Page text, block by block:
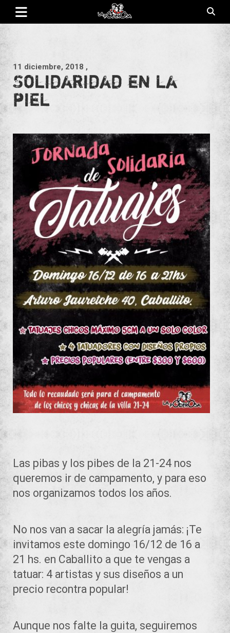
Saltar
contenido
La Poderosa
11 diciembre, 2018 ,
Solidaridad en la
piel
Las pibas y los pibes de la 21-24 nos
queremos ir de campamento, y para eso
nos organizamos todos los años.
No nos van a sacar la alegría jamás: ¡Te
invitamos este domingo 16/12 de 16 a
21 hs. en Caballito a que te vengas a
tatuar: 4 artistas y sus diseños a un
precio recontra popular!
Aunque nos falte la guita, seguiremos